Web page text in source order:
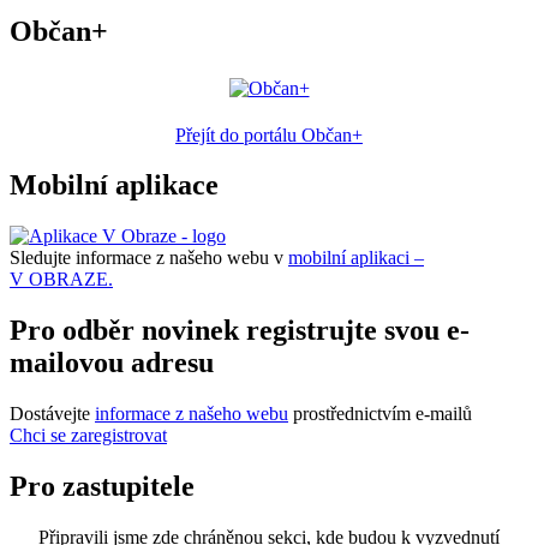
Občan+
Přejít do portálu Občan+
Mobilní aplikace
Sledujte informace z našeho webu v mobilní aplikaci –
V OBRAZE.
Pro odběr novinek registrujte svou e-
mailovou adresu
Dostávejte informace z našeho webu prostřednictvím e-mailů
Chci se zaregistrovat
Pro zastupitele
Připravili jsme zde chráněnou sekci, kde budou k vyzvednutí